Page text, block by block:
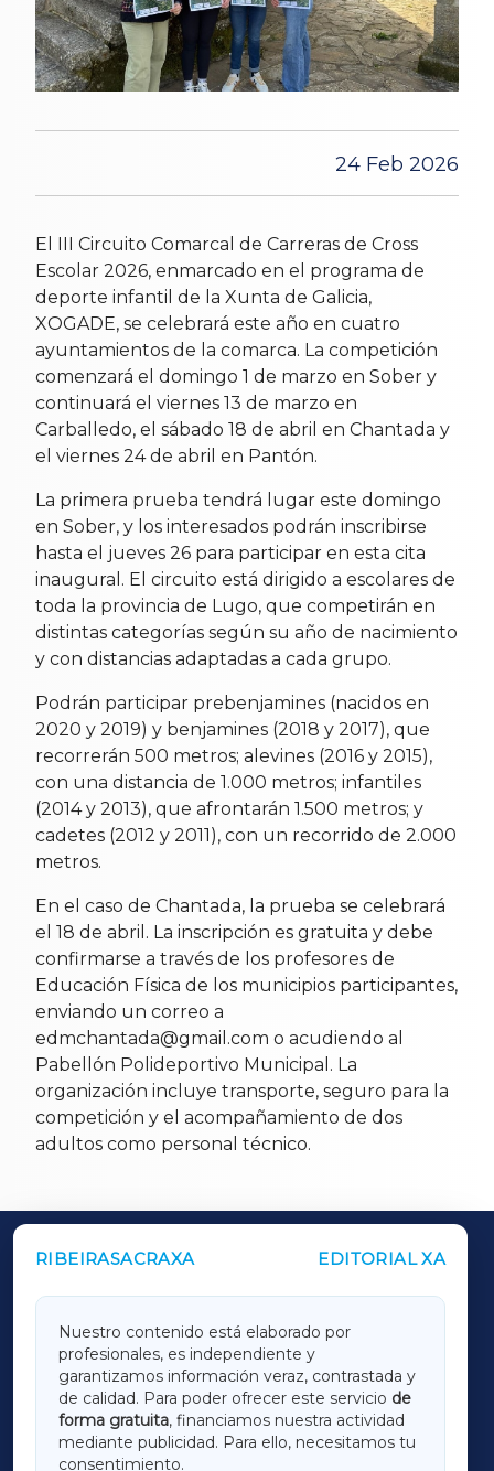
24 Feb 2026
El III Circuito Comarcal de Carreras de Cross
Escolar 2026, enmarcado en el programa de
deporte infantil de la Xunta de Galicia,
XOGADE, se celebrará este año en cuatro
ayuntamientos de la comarca. La competición
comenzará el domingo 1 de marzo en Sober y
continuará el viernes 13 de marzo en
Carballedo, el sábado 18 de abril en Chantada y
el viernes 24 de abril en Pantón.
La primera prueba tendrá lugar este domingo
en Sober, y los interesados podrán inscribirse
hasta el jueves 26 para participar en esta cita
inaugural. El circuito está dirigido a escolares de
toda la provincia de Lugo, que competirán en
distintas categorías según su año de nacimiento
y con distancias adaptadas a cada grupo.
Podrán participar prebenjamines (nacidos en
2020 y 2019) y benjamines (2018 y 2017), que
recorrerán 500 metros; alevines (2016 y 2015),
con una distancia de 1.000 metros; infantiles
(2014 y 2013), que afrontarán 1.500 metros; y
cadetes (2012 y 2011), con un recorrido de 2.000
metros.
En el caso de Chantada, la prueba se celebrará
el 18 de abril. La inscripción es gratuita y debe
confirmarse a través de los profesores de
Educación Física de los municipios participantes,
enviando un correo a
edmchantada@gmail.com o acudiendo al
Pabellón Polideportivo Municipal. La
organización incluye transporte, seguro para la
competición y el acompañamiento de dos
adultos como personal técnico.
RIBEIRASACRAXA EDITORIAL XA
Nuestro contenido está elaborado por
profesionales, es independiente y
garantizamos información veraz, contrastada y
de calidad. Para poder ofrecer este servicio de
forma gratuita, financiamos nuestra actividad
mediante publicidad. Para ello, necesitamos tu
consentimiento.
OUTROS PERIÓDICOS
LUGOXA
TERRACHAXA